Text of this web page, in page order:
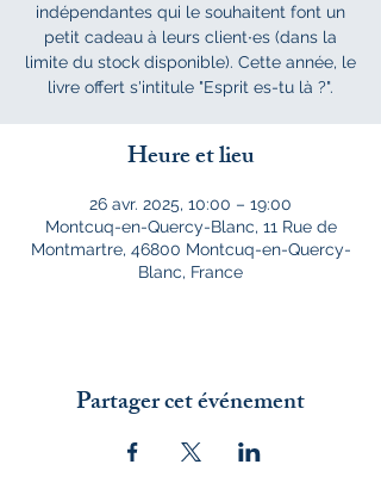
indépendantes qui le souhaitent font un
petit cadeau à leurs client∙es (dans la
limite du stock disponible). Cette année, le
livre offert s'intitule "Esprit es-tu là ?".
Heure et lieu
26 avr. 2025, 10:00 – 19:00
Montcuq-en-Quercy-Blanc, 11 Rue de
Montmartre, 46800 Montcuq-en-Quercy-
Blanc, France
Partager cet événement